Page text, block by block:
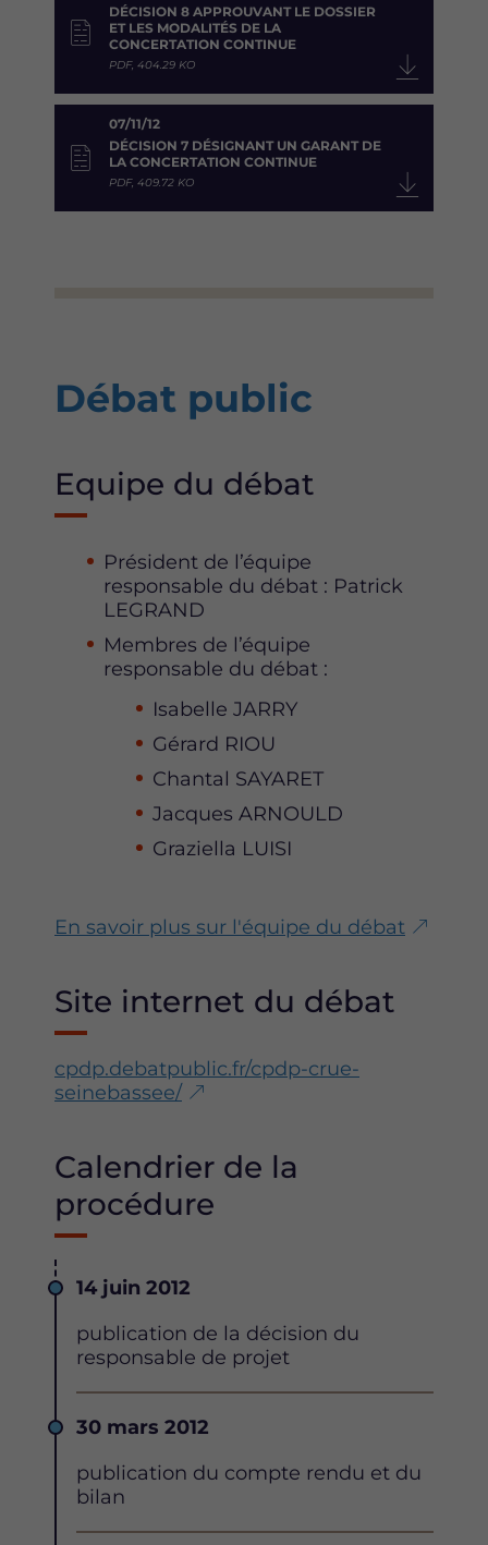
DÉCISION 8 APPROUVANT LE DOSSIER
ET LES MODALITÉS DE LA
CONCERTATION CONTINUE
PDF, 404.29 KO
07/11/12
DÉCISION 7 DÉSIGNANT UN GARANT DE
LA CONCERTATION CONTINUE
PDF, 409.72 KO
Débat public
Equipe du débat
Président de l’équipe
responsable du débat : Patrick
LEGRAND
Membres de l’équipe
responsable du débat :
Isabelle JARRY
Gérard RIOU
Chantal SAYARET
Jacques ARNOULD
Graziella LUISI
En savoir plus sur l'équipe du débat
Site internet du débat
cpdp.debatpublic.fr/cpdp-crue-
seinebassee/
Calendrier de la
procédure
Date
14 juin 2012
Description
publication de la décision du
responsable de projet
Date
30 mars 2012
Description
publication du compte rendu et du
bilan